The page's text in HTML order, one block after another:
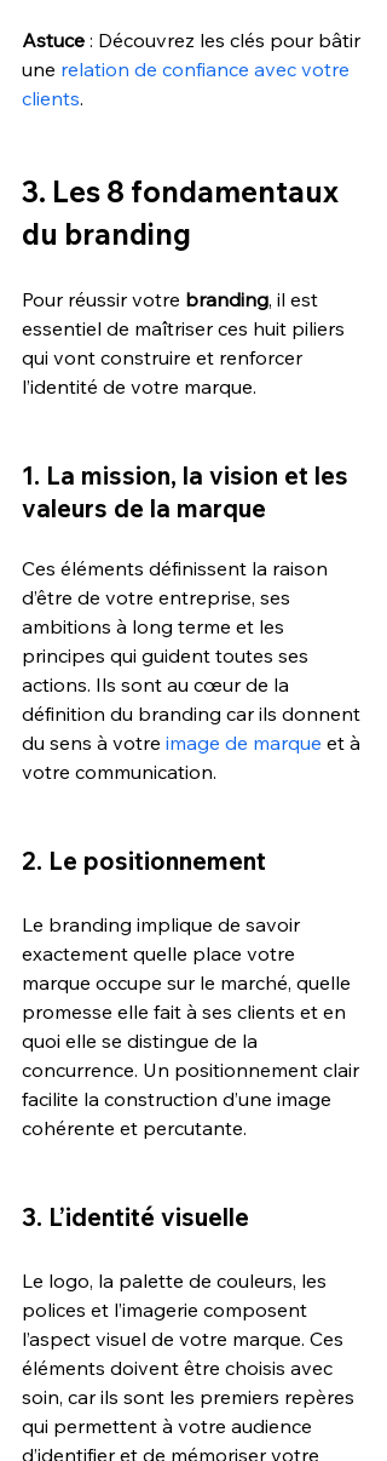
Astuce : Découvrez les clés pour bâtir
une relation de confiance avec votre
clients.
3. Les 8 fondamentaux
du branding
Pour réussir votre branding, il est
essentiel de maîtriser ces huit piliers
qui vont construire et renforcer
l’identité de votre marque.
1. La mission, la vision et les
valeurs de la marque
Ces éléments définissent la raison
d’être de votre entreprise, ses
ambitions à long terme et les
principes qui guident toutes ses
actions. Ils sont au cœur de la
définition du branding car ils donnent
du sens à votre image de marque et à
votre communication.
2. Le positionnement
Le branding implique de savoir
exactement quelle place votre
marque occupe sur le marché, quelle
promesse elle fait à ses clients et en
quoi elle se distingue de la
concurrence. Un positionnement clair
facilite la construction d’une image
cohérente et percutante.
3. L’identité visuelle
Le logo, la palette de couleurs, les
polices et l’imagerie composent
l’aspect visuel de votre marque. Ces
éléments doivent être choisis avec
soin, car ils sont les premiers repères
qui permettent à votre audience
d’identifier et de mémoriser votre